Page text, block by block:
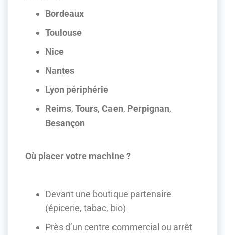
Bordeaux
Toulouse
Nice
Nantes
Lyon périphérie
Reims, Tours, Caen, Perpignan,
Besançon
Où placer votre machine ?
Devant une boutique partenaire
(épicerie, tabac, bio)
Près d’un centre commercial ou arrêt